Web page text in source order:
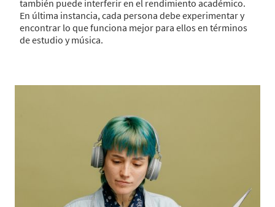
también puede interferir en el rendimiento académico.
En última instancia, cada persona debe experimentar y
encontrar lo que funciona mejor para ellos en términos
de estudio y música.